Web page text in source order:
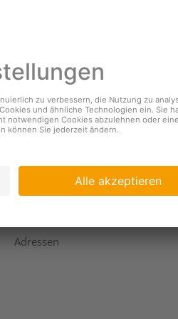
Services
Coopzeitung
Kundendienst
Adressen